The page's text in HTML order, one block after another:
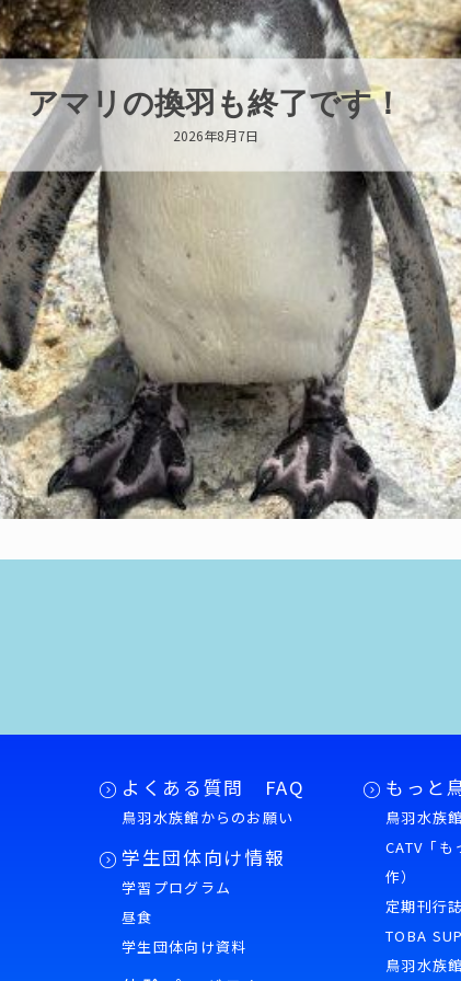
よくある質問 FAQ
鳥羽水族館からのお願い
学生団体向け情報
学習プログラム
昼食
学生団体向け資料
もっと
鳥羽水族
CATV「
作）
定期刊行
TOBA
鳥羽水族